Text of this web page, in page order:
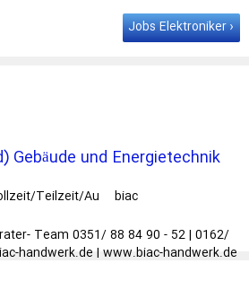
(m/w/d). Sie
für die: Sicherstellung der …
Jobs Elektroniker
Gebäude und Energietechnik
Teilzeit/Au
biac
GmbH
Team 0351/ 88 84 90 - 52 | 0162/
handwerk.de | www.biac-handwerk.de
Wir … Sie stehen bei uns im Mittelpunk!